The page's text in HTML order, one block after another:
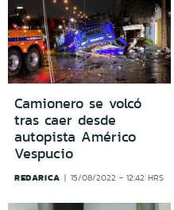
Camionero se volcó
tras caer desde
autopista Américo
Vespucio
REDARICA 15/08/2022 - 12:42 HRS